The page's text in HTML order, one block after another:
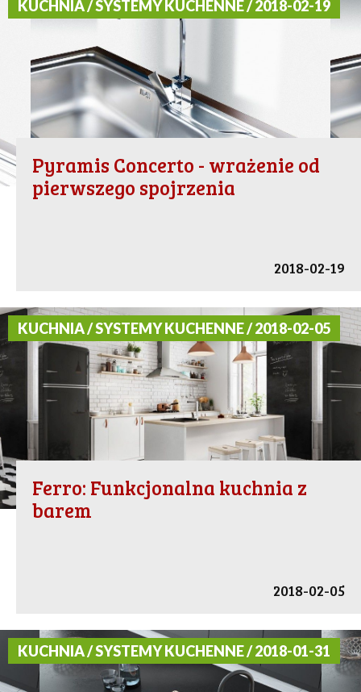
KUCHNIA / SYSTEMY KUCHENNE / 2018-02-19
Pyramis Concerto - wrażenie od
pierwszego spojrzenia
2018-02-19
KUCHNIA / SYSTEMY KUCHENNE / 2018-02-05
Ferro: Funkcjonalna kuchnia z
barem
2018-02-05
KUCHNIA / SYSTEMY KUCHENNE / 2018-01-31